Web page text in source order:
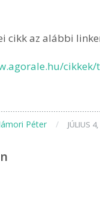
cikk az alábbi
cikkek/
Péter / JÚLIUS